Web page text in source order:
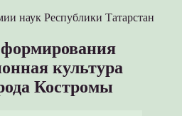
наук Республики Татарстан
культура
Костромы